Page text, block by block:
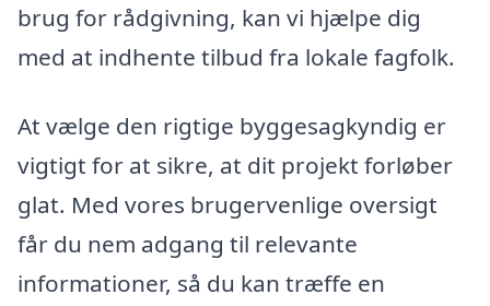
brug for rådgivning, kan vi hjælpe dig
med at indhente tilbud fra lokale fagfolk.
At vælge den rigtige byggesagkyndig er
vigtigt for at sikre, at dit projekt forløber
glat. Med vores brugervenlige oversigt
får du nem adgang til relevante
informationer, så du kan træffe en